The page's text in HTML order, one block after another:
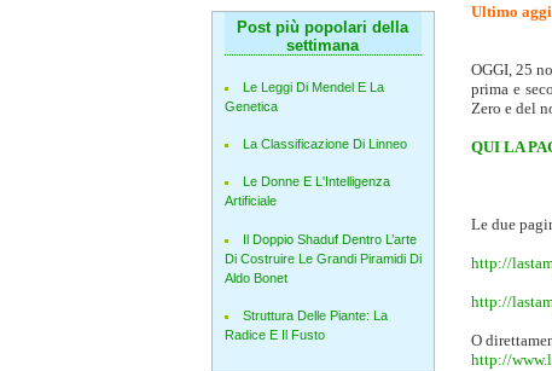
Ultimo
OGGI, 25
prima e
Zero e del
QUI LA
Le due
http://
http://
O
http://
Post più popolari della
settimana
Le Leggi Di Mendel E La
Genetica
La Classificazione Di Linneo
Le Donne E L'Intelligenza
Artificiale
Il Doppio Shaduf Dentro L’arte
Di Costruire Le Grandi Piramidi Di
Aldo Bonet
Struttura Delle Piante: La
Radice E Il Fusto